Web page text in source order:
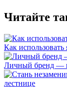
Читайте
Как использовать
Личный бренд —